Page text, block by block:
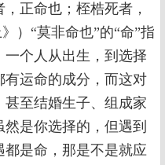
正命也；桎梏死者，
）“莫非命也”的“命”指
个人从出生，到选择
运命的成分，而这对
至结婚生子、组成家
是你选择的，但遇到
是命，那是不是就应